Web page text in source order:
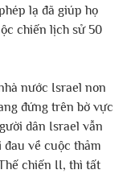
lạ đã giúp họ
chiến lịch sử 50
nước Israel non
đứng trên bờ vực
dân Israel vẫn
về cuộc thảm
chiến II, thì tất